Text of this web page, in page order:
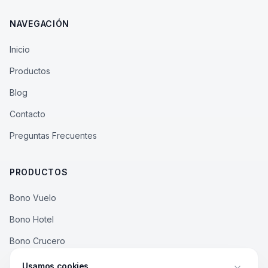
NAVEGACIÓN
Inicio
Productos
Blog
Contacto
Preguntas Frecuentes
PRODUCTOS
Bono Vuelo
Bono Hotel
Bono Crucero
Bono Rural
Usamos cookies